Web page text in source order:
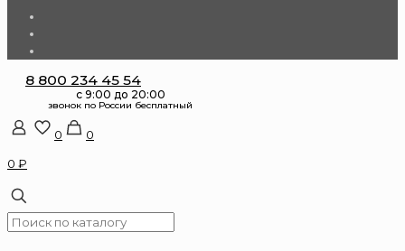
8 800 234 45 54
0
0
0 ₽